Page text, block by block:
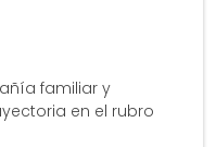
familiar y
en el rubro